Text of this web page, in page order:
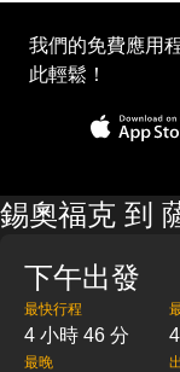
我們的免費應用
此輕鬆！
錫奧福克 到
下午出發
最快行程
4 小時 46 分
最晚